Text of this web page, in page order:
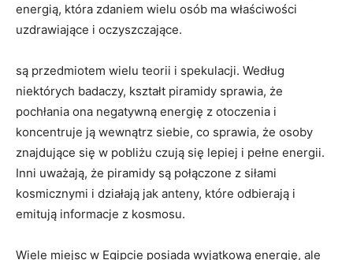
energią, która zdaniem wielu osób ma⁢ właściwości
⁤uzdrawiające i oczyszczające.
są przedmiotem wielu teorii i spekulacji.⁤ Według
niektórych ‌badaczy, kształt piramidy ​sprawia, że
pochłania ona negatywną energię z ‍otoczenia i
koncentruje ją wewnątrz​ siebie, co sprawia, że osoby
⁣znajdujące się ‌w pobliżu ⁢czują się lepiej i pełne energii.
Inni ⁤uważają, że piramidy⁤ są połączone z siłami
⁤kosmicznymi i działają jak ⁤anteny, które odbierają‍ i
emitują informacje z kosmosu.
Wiele miejsc w Egipcie⁢ posiada wyjątkową energię, ale